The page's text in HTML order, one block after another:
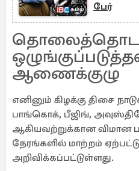
பேர்
ஆணைக்குழு
எனினும் கிழக்கு திசை
பாங்கொக், பீஜிங்,
ஆகியவற்றுக்கான
நேரங்களில் மாற்றம்
அறிவிக்கப்பட்டுள்ளது.